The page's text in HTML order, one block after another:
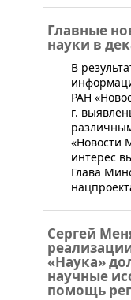
Главные
науки в
В
РАН
г.
«Новости
интерес
Глава
Сергей
«Наука»
научные
помощь